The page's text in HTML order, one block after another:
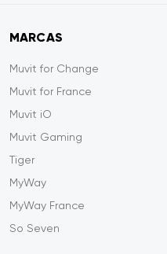
MARCAS
Muvit for Change
Muvit for France
Muvit iO
Muvit Gaming
Tiger
MyWay
MyWay France
So Seven